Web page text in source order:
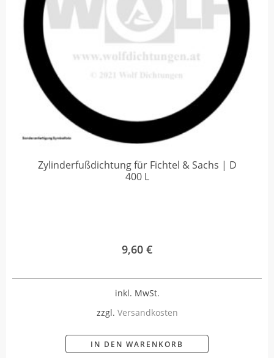
Zylinderfußdichtung für Fichtel & Sachs | D
400 L
9,60 €
inkl. MwSt.
zzgl. Versandkosten
IN DEN WARENKORB